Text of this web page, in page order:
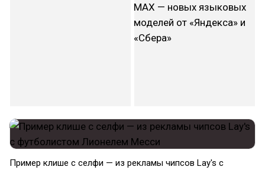
Пример клише с селфи — из рекламы чипсов Lay's с